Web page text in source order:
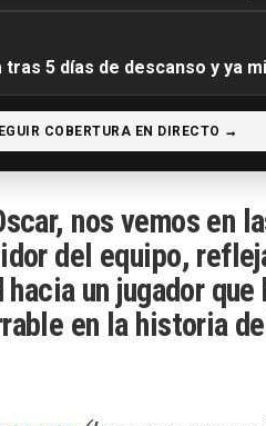
5 días de descanso y ya
COBERTURA EN DIRECTO →
nos vemos en
del equipo,
un jugador que
en la historia